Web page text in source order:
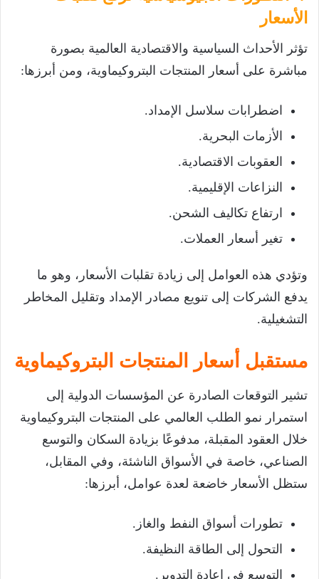
الأسعار
تؤثر الأحداث السياسية والاقتصادية العالمية بصورة
مباشرة على أسعار المنتجات البتروكيماوية، ومن أبرزها:
اضطرابات سلاسل الإمداد.
الأزمات البحرية.
العقوبات الاقتصادية.
النزاعات الإقليمية.
ارتفاع تكاليف الشحن.
تغير أسعار العملات.
وتؤدي هذه العوامل إلى زيادة تقلبات الأسعار، وهو ما
يدفع الشركات إلى تنويع مصادر الإمداد وتقليل المخاطر
التشغيلية.
مستقبل أسعار المنتجات البتروكيماوية
تشير التوقعات الصادرة عن المؤسسات الدولية إلى
استمرار نمو الطلب العالمي على المنتجات البتروكيماوية
خلال العقود المقبلة، مدفوعًا بزيادة السكان والتوسع
الصناعي، خاصة في الأسواق الناشئة، وفي المقابل،
ستظل الأسعار خاضعة لعدة عوامل، أبرزها:
تطورات أسواق النفط والغاز.
التحول إلى الطاقة النظيفة.
التوسع في إعادة التدوير.